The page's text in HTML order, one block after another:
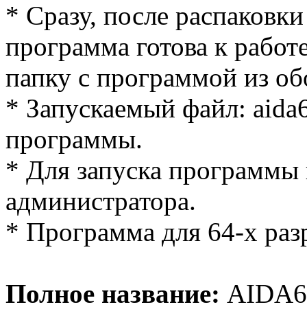
* Сразу, после
программа готова к
папку с программой из
* Запускаемый файл:
программы.
* Для запуска
администратора.
* Программа для 64-х
Полное название: